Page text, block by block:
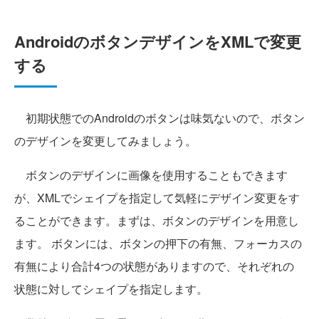
AndroidのボタンデザインをXMLで変更
する
初期状態でのAndroidのボタンは味気ないので、ボタン
のデザインを変更してみましょう。
ボタンのデザインに画像を使用することもできます
が、XMLでシェイプを指定して気軽にデザイン変更をす
ることができます。まずは、ボタンのデザインを用意し
ます。 ボタンには、ボタンの押下の有無、フォーカスの
有無により合計4つの状態がありますので、それぞれの
状態に対してシェイプを指定します。